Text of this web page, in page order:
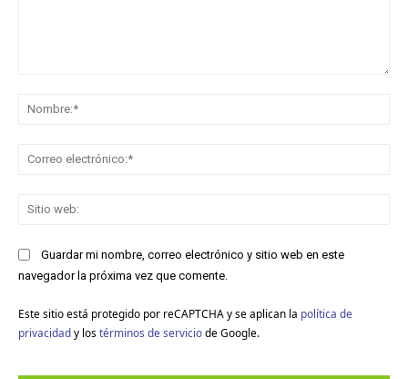
Guardar mi nombre, correo electrónico y sitio web en este
navegador la próxima vez que comente.
Este sitio está protegido por reCAPTCHA y se aplican la política de
privacidady los términos de serviciode Google.